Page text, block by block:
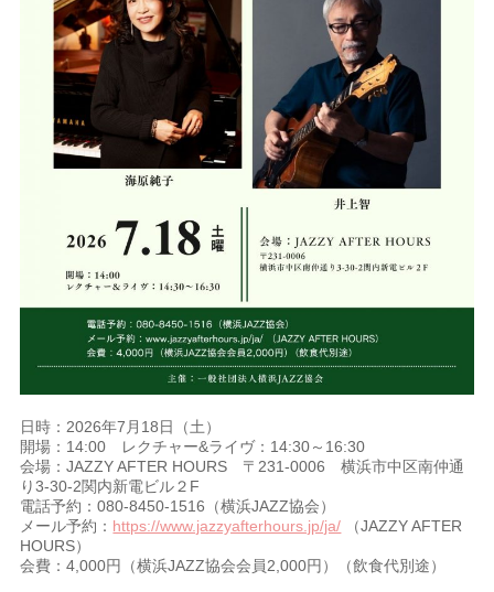
日時：2026年7月18日（土）
開場：14:00 レクチャー&ライヴ：14:30～16:30
会場：JAZZY AFTER HOURS 〒231-0006 横浜市中区南仲通
り3-30-2関内新電ビル２F
電話予約：080-8450-1516（横浜JAZZ協会）
メール予約： https://www.jazzyafterhours.jp/ja/ （JAZZY AFTER
HOURS）
会費：4,000円（横浜JAZZ協会会員2,000円）（飲食代別途）